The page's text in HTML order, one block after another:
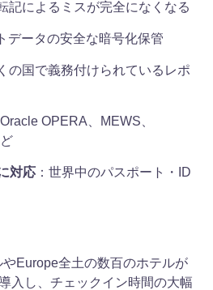
記によるミスが完全になくなる
データの安全な暗号化保管
の国で義務付けられているレポ
Oracle OPERA、MEWS、
対応 ：世界中のパスポート・ID
Europe全土の数百のホテルが
入し、チェックイン時間の大幅